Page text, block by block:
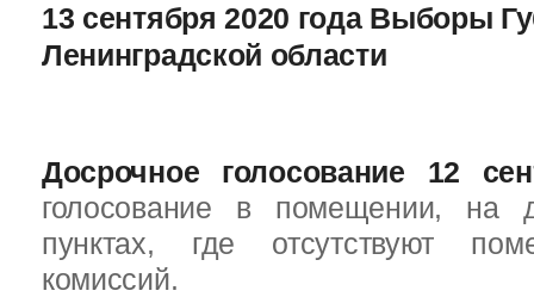
13 сентября 2020 года Выборы
Ленинградской области
Досрочное голосование 12
голосование в помещении, на
пунктах, где отсутствуют
комиссий.